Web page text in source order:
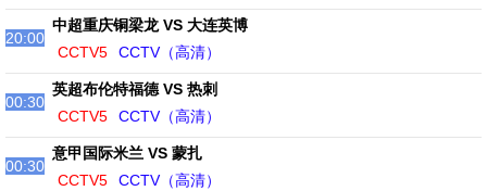
20:00
中超重庆铜梁龙 VS 大连英博
CCTV5
CCTV（高清）
00:30
英超布伦特福德 VS 热刺
CCTV5
CCTV（高清）
00:30
意甲国际米兰 VS 蒙扎
CCTV5
CCTV（高清）